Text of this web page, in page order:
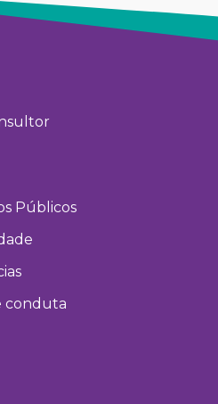
Públicos
conduta